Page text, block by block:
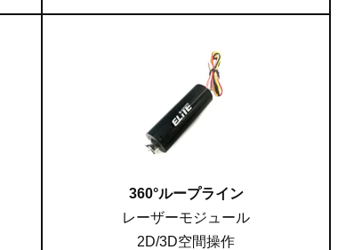
360°ループライン
レーザーモジュール
2D/3D空間操作